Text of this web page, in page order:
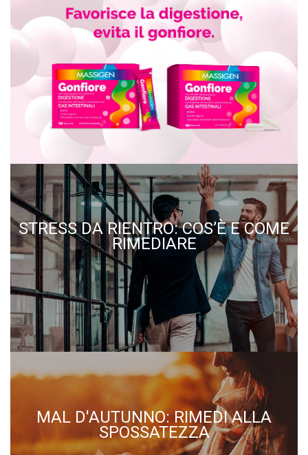
STRESS DA RIENTRO: COS’È E COME
RIMEDIARE
MAL D'AUTUNNO: RIMEDI ALLA
SPOSSATEZZA